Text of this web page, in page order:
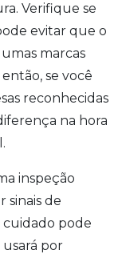
Verifique se
evitar que o
marcas
se você
reconhecidas
na hora
inspeção
sinais de
cuidado pode
por